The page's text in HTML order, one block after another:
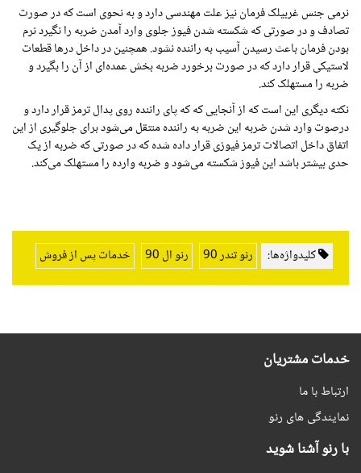
نرمی جنس غربیلک فرمان نیز علت مهندسی دارد و به نحوی است که در صورت
تصادف و در صورتی که شکسته شدن فیوز جلوی وارد آمدن ضربه را نگیرد نرم
بودن فرمان باعث رسیدن آسیب به راننده نشود. همچنین در داخل درها قطعات
لاستیکی قرار دارد که در صورت برخورد ضربه بخش عمده‌ای از آن را بگیرد و
ضربه را مستهلک کند.
نکته دیگری این است که از آنجایی که که پای راننده روی پدال ترمز قرار دارد و
درصوت وارد شدن ضربه این ضربه به راننده منتقل می‌شود برای جلوگیری از این
اتفاق داخل اتصالات ترمز فیوزی قرار داده شده که در صورتی که ضربه از یک
حدی بیشتر باشد این فیوز شکسته می‌شود و ضربه وارده را مستهلک می‌کند.
کلیدواژه‌ها: رنو تندر 90 رنو ال 90 خدمات پس از فروش
خدمات مشتریان
ارتباط با ما
نمایندگی های رنو
با رنو آشنا شوید